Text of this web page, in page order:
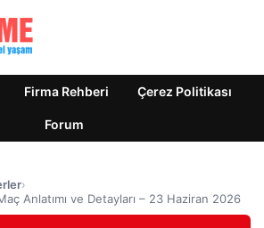
Firma Rehberi Çerez Politikası
Forum
›
Anlatımı ve Detayları – 23 Haziran 2026